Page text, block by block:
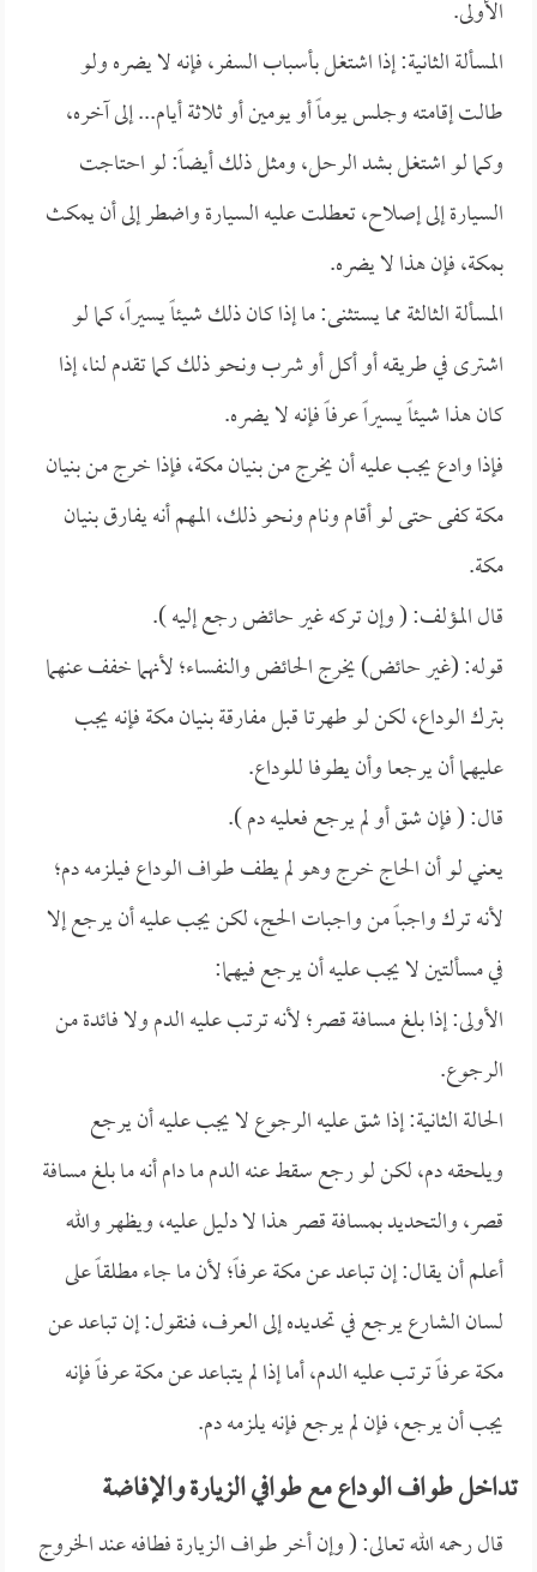
الأولى.
المسألة الثانية: إذا اشتغل بأسباب السفر، فإنه لا يضره ولو
طالت إقامته وجلس يوماً أو يومين أو ثلاثة أيام... إلى آخره،
وكما لو اشتغل بشد الرحل، ومثل ذلك أيضاً: لو احتاجت
السيارة إلى إصلاح، تعطلت عليه السيارة واضطر إلى أن يمكث
بمكة، فإن هذا لا يضره.
المسألة الثالثة مما يستثنى: ما إذا كان ذلك شيئاً يسيراً، كما لو
اشترى في طريقه أو أكل أو شرب ونحو ذلك كما تقدم لنا، إذا
كان هذا شيئاً يسيراً عرفاً فإنه لا يضره.
فإذا وادع يجب عليه أن يخرج من بنيان مكة، فإذا خرج من بنيان
مكة كفى حتى لو أقام ونام ونحو ذلك، المهم أنه يفارق بنيان
مكة.
قال المؤلف: ( وإن تركه غير حائض رجع إليه ).
قوله: (غير حائض) يخرج الحائض والنفساء؛ لأنهما خفف عنهما
بترك الوداع، لكن لو طهرتا قبل مفارقة بنيان مكة فإنه يجب
عليهما أن يرجعا وأن يطوفا للوداع.
قال: ( فإن شق أو لم يرجع فعليه دم ).
يعني لو أن الحاج خرج وهو لم يطف طواف الوداع فيلزمه دم؛
لأنه ترك واجباً من واجبات الحج، لكن يجب عليه أن يرجع إلا
في مسألتين لا يجب عليه أن يرجع فيهما:
الأولى: إذا بلغ مسافة قصر؛ لأنه ترتب عليه الدم ولا فائدة من
الرجوع.
الحالة الثانية: إذا شق عليه الرجوع لا يجب عليه أن يرجع
ويلحقه دم، لكن لو رجع سقط عنه الدم ما دام أنه ما بلغ مسافة
قصر، والتحديد بمسافة قصر هذا لا دليل عليه، ويظهر والله
أعلم أن يقال: إن تباعد عن مكة عرفاً؛ لأن ما جاء مطلقاً على
لسان الشارع يرجع في تحديده إلى العرف، فنقول: إن تباعد عن
مكة عرفاً ترتب عليه الدم، أما إذا لم يتباعد عن مكة عرفاً فإنه
يجب أن يرجع، فإن لم يرجع فإنه يلزمه دم. ‏
تداخل طواف الوداع مع طوافي الزيارة والإفاضة
قال رحمه الله تعالى: ( وإن أخر طواف الزيارة فطافه عند الخروج